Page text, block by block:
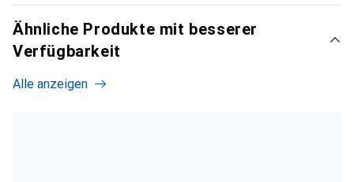
Ähnliche Produkte mit besserer
Verfügbarkeit
Alle anzeigen